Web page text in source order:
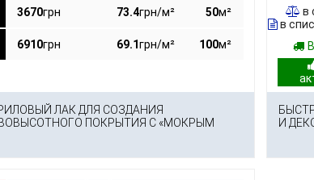
3670грн 73.4грн/м² 50м²
6910грн 69.1грн/м² 100м²
ЛАК ДЛЯ СОЗДАНИЯ
ПОКРЫТИЯ С «МОКРЫМ
в
в
И